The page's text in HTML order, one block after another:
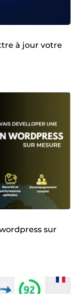
à jour votre
sur